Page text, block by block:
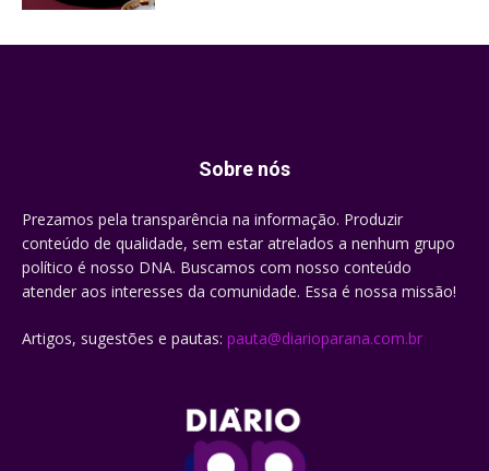
Sobre nós
Prezamos pela transparência na informação. Produzir
conteúdo de qualidade, sem estar atrelados a nenhum grupo
político é nosso DNA. Buscamos com nosso conteúdo
atender aos interesses da comunidade. Essa é nossa missão!
Artigos, sugestões e pautas: pauta@diarioparana.com.br